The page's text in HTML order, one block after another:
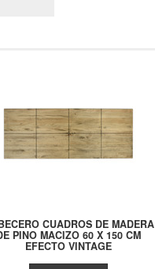
CUADROS DE MADERA
PINO MACIZO 60 X 150 CM
EFECTO VINTAGE